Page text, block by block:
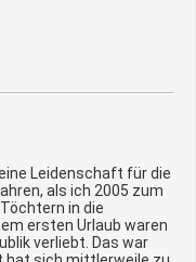
Leidenschaft für die
als ich 2005 zum
in die
ersten Urlaub waren
verliebt. Das war